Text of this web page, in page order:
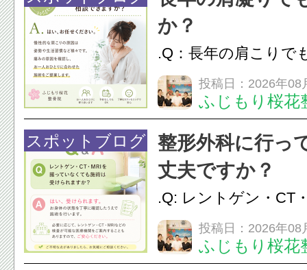
か？
.Q：長年の肩こりで
か？A：はい、お任
性的な肩こりの原因
慣など様々です。痛
し、お一人おひとり
をご提案します。.#
投稿日：2026年08
ふじもり桜花
スポットブログ
整形外科に行っ
丈夫ですか？
.Q: レントゲン・CT
いなくても施術は受
A: はい、受けられま
投稿日：2026年08
ふじもり桜花